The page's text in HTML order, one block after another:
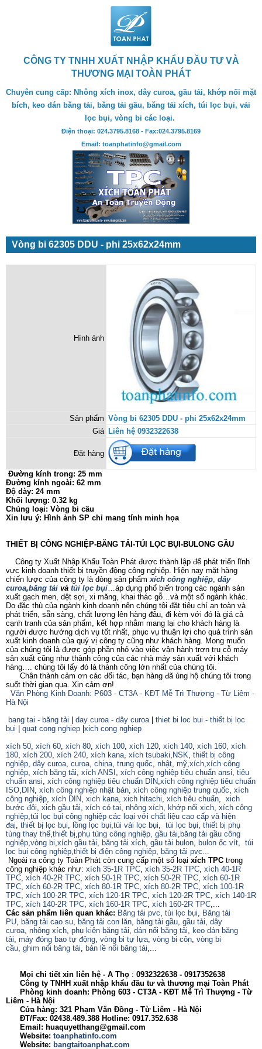
CÔNG TY TNHH XUẤT NHẬP KHẨU ĐẦU TƯ VÀ
THƯƠNG MẠI TOÀN PHÁT
Chuyên cung cấp: Nhông xích inox, dây curoa, gầu tải, khớp nối mặt
bích, keo dán băng tải, băng tải gầu, băng tải xích, túi lọc bụi, vải
lọc bụi, vòng bi các loại.
Điện thoại: 024.3795.8168 - Fax:024.3795.8169
Email: toanphatinfo@gmail.com
Vòng bi 62305 DDU - phi 25x62x24mm
Hình ảnh
Sản phẩm Vòng bi 62305 DDU - phi 25x62x24mm
Giá Liên hệ 0932322638
Đặt hàng
Đường kính trong: 25 mm
Đường kính ngoài: 62 mm
Độ dày: 24 mm
Khối lượng: 0.32 kg
Chủng loại: Vòng bi cầu
Xin lưu ý: Hình ảnh SP chỉ mang tính minh họa
THIẾT BỊ CÔNG NGHIỆP-BĂNG TẢI-TÚI LỌC BỤI-BULONG GẦU
Công ty Xuất Nhập Khẩu Toàn Phát được thành lập để phát triển lĩnh
vực kinh doanh thiết bị truyền động công nghiệp. Hiện nay mặt hàng
chiến lược của công ty là dòng sản phẩm xích công nghiệp, dây
curoa,băng tải và túi lọc bụi…áp dụng phổ biến trong các ngành sản
xuất gạch men, dệt sợi, xi măng, khai thác gỗ…và một số ngành khác.
Do đặc thù của ngành kinh doanh nên chúng tôi đặt tiêu chí an toàn và
phát triển, sẵn sàng, chất lượng lên hàng đâu, đi kèm với đó là giá cả
cạnh tranh của sản phẩm, kết hợp nhằm mang lại cho khách hàng là
người được hưởng dịch vụ tốt nhất, phục vụ thuận lợi cho quá trình sản
xuất kinh doanh của quý vị công ty cũng như khách hàng. Mong muốn
của chúng tôi là được góp phần nhỏ vào việc vận hành trơn tru cỗ máy
sản xuất cũng như thành công của các nhà máy sản xuất với khách
hàng…. chúng tôi lấy đó là thành công lớn nhất của chúng tôi.
Chân thành cảm ơn các đối tác, bạn hàng đã ủng hộ chúng tôi trong
suốt thời gian qua. Xin cảm ơn!
Văn Phòng Kinh Doanh: P603 - CT3A - KĐT Mễ Trì Thượng - Từ Liêm -
Hà Nội
bang tai - băng tải
day curoa - dây curoa| thiet bi loc bui - thiết bị lọc
bụi
quat cong nghiep xich cong nghiep
xích 50, xích 60, xích 80, xích 100, xích 120, xích 140, xích 160, xích
180, xích 200, xích 240, xích kana, xích tsubaki, NSK, thiết bị công
nghiệp, dây curoa, curoa, china, trung quốc, nhật, mỹ,xích,xích công
nghiệp, xích băng tải, xích ANSI , xích công nghiệp tiêu chuẩn ansi, tiêu
chuẩn ansi, xích công nghiệp tiêu chuẩn DIN,xích công nghiệp tiêu chuẩn
ISO, DIN, xích công nghiệp nhật bản, xích công nghiệp trung quốc, xích
công nghiệp, xích DIN, xich kana, xich hitachi, xích tiêu chuẩn, xich
bước đôi, xich gầu tải, xích có tai, nhông xích, khớp nối xich, xích công
nghiệp,túi lọc bụi công nghiệp các loại với chất liệu cao cấp và hiện
đaị, thiết bị lọc bụi, lồng lọc bụi,túi vải lọc bụi, túi lọc bụi, thiết bị phụ
tùng thay thế,thiết bị,phụ tùng công nghiệp, gầu tải, băng tải gầu công
nghiệp,vòng bi,xích gầu tải, băng tải xích, gầu tải bulon, bulon ốc vít, túi
lọc bụi công nghiệp,thiết bị điện công nghiệp, băng tải pvc...
Ngoài ra công ty Toàn Phát còn cung cấp một số loại xích TPC trong
công nghiệp khác như: xích 35-1R TPC, xích 35-2R TPC, xích 40-1R
TPC, xích 40-2R TPC, xích 50-1R TPC, xích 50-2R TPC, xích 60-1R
TPC, xích 60-2R TPC, xích 80-1R TPC, xích 80-2R TPC, xích 100-1R
TPC, xích 100-2R TPC, xích 120-1R TPC, xích 120-2R TPC, xích 140-1R
TPC, xích 140-2R TPC, xích 160-1R TPC, xích 160-2R TPC,...
Các sản phẩm liên quan khác: Băng tải pvc, túi lọc bụi, Băng tải
PU, băng tải cao su, băng tải con lăn, băng tải gầu, gầu tải, dây
curoa, nhông xích, phụ kiện băng tải, dán nối băng tải, keo dán băng
tải, máy đóng bao tự động, vòng bi tự lựa, vòng bi côn, vòng bi
cầu, ghim nối băng tải, bản lề nối băng tải,...
Mọi chi tiết xin liên hệ - A Thọ : 0932322638 - 0917352638
Công ty TNHH xuất nhập khẩu đầu tư và thương mại Toàn Phát
Phòng kinh doanh: Phòng 603 - CT3A - KĐT Mễ Trì Thượng - Từ
Liêm - Hà Nội
Cửa hàng: 321 Phạm Văn Đồng - Từ Liêm - Hà Nội
ĐT/Fax: 02438.489.388 Hotline: 0917.352.638
Email: huaquyetthang@gmail.com
Website: toanphatinfo.com
Website: bangtaitoanphat.com